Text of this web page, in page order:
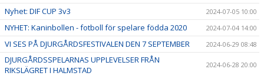
Nyhet: DIF CUP 3v3 2024-07-05 10:00
NYHET: Kaninbollen - fotboll för spelare födda 2020 2024-07-04 14:00
VI SES PÅ DJURGÅRDSFESTIVALEN DEN 7 SEPTEMBER 2024-06-29 08:48
DJURGÅRDSSPELARNAS UPPLEVELSER FRÅN
RIKSLÄGRET I HALMSTAD
2024-06-28 20:00